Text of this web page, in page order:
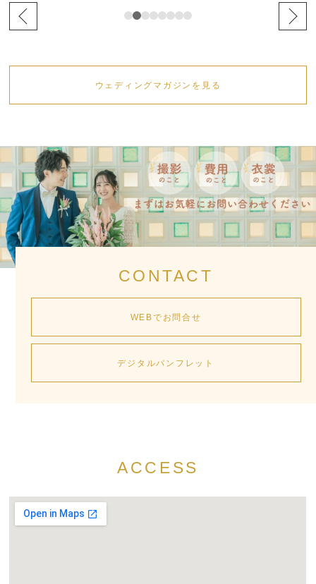
ウェディングマガジンを見る
CONTACT
WEBでお問合せ
デジタルパンフレット
ACCESS